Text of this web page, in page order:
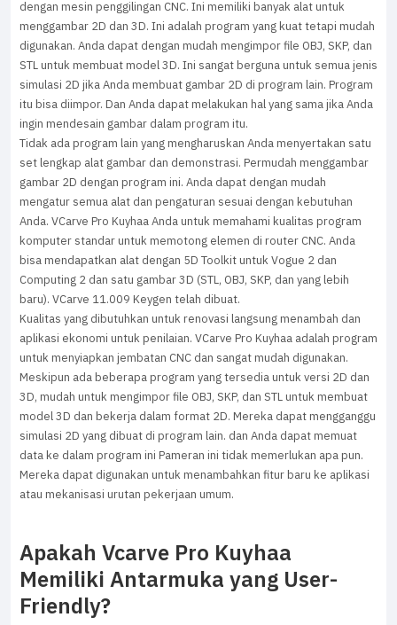
dengan mesin penggilingan CNC. Ini memiliki banyak alat untuk
menggambar 2D dan 3D. Ini adalah program yang kuat tetapi mudah
digunakan. Anda dapat dengan mudah mengimpor file OBJ, SKP, dan
STL untuk membuat model 3D. Ini sangat berguna untuk semua jenis
simulasi 2D jika Anda membuat gambar 2D di program lain. Program
itu bisa diimpor. Dan Anda dapat melakukan hal yang sama jika Anda
ingin mendesain gambar dalam program itu.
Tidak ada program lain yang mengharuskan Anda menyertakan satu
set lengkap alat gambar dan demonstrasi. Permudah menggambar
gambar 2D dengan program ini. Anda dapat dengan mudah
mengatur semua alat dan pengaturan sesuai dengan kebutuhan
Anda. VCarve Pro Kuyhaa Anda untuk memahami kualitas program
komputer standar untuk memotong elemen di router CNC. Anda
bisa mendapatkan alat dengan 5D Toolkit untuk Vogue 2 dan
Computing 2 dan satu gambar 3D (STL, OBJ, SKP, dan yang lebih
baru). VCarve 11.009 Keygen telah dibuat.
Kualitas yang dibutuhkan untuk renovasi langsung menambah dan
aplikasi ekonomi untuk penilaian. VCarve Pro Kuyhaa adalah program
untuk menyiapkan jembatan CNC dan sangat mudah digunakan.
Meskipun ada beberapa program yang tersedia untuk versi 2D dan
3D, mudah untuk mengimpor file OBJ, SKP, dan STL untuk membuat
model 3D dan bekerja dalam format 2D. Mereka dapat mengganggu
simulasi 2D yang dibuat di program lain. dan Anda dapat memuat
data ke dalam program ini Pameran ini tidak memerlukan apa pun.
Mereka dapat digunakan untuk menambahkan fitur baru ke aplikasi
atau mekanisasi urutan pekerjaan umum.
Apakah Vcarve Pro Kuyhaa
Memiliki Antarmuka yang User-
Friendly?